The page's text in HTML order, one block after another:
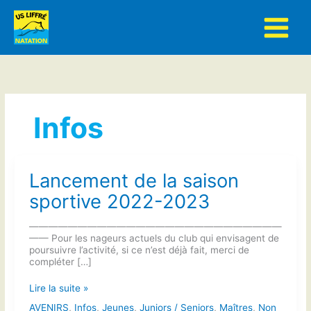
contenu
Infos
Lancement de la saison
sportive 2022-2023
——————————————————————————
—— Pour les nageurs actuels du club qui envisagent de
poursuivre l’activité, si ce n’est déjà fait, merci de
compléter […]
Lancement
Lire la suite »
AVENIRS, Infos, Jeunes, Juniors / Seniors, Maîtres, Non